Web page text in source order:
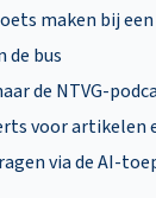
maken bij
de bus
de NTVG-
voor artikelen
via de AI-